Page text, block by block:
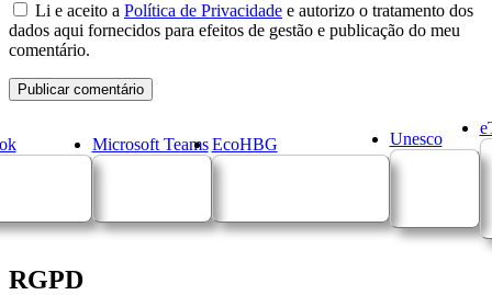
Li e aceito a Política de Privacidade e autorizo o tratamento dos
dados aqui fornecidos para efeitos de gestão e publicação do meu
comentário.
Microsoft Teams EcoHBG Unesco
RGPD